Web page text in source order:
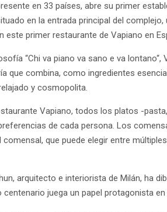
en 33 países, abre su primer
en la entrada principal del
este primer restaurante de Vapiano en
“Chi va piano va sano e va
que combina, como ingredientes
y cosmopolita.
Vapiano, todos los platos -
de cada persona. Los
que puede elegir entre
arquitecto e interiorista de Milán, ha
juega un papel protagonista